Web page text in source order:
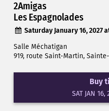
2Amigas
Les Espagnolades
Saturday January 16, 2027
Salle Méchatigan
919, route Saint-Martin,
Buy
SAT JAN